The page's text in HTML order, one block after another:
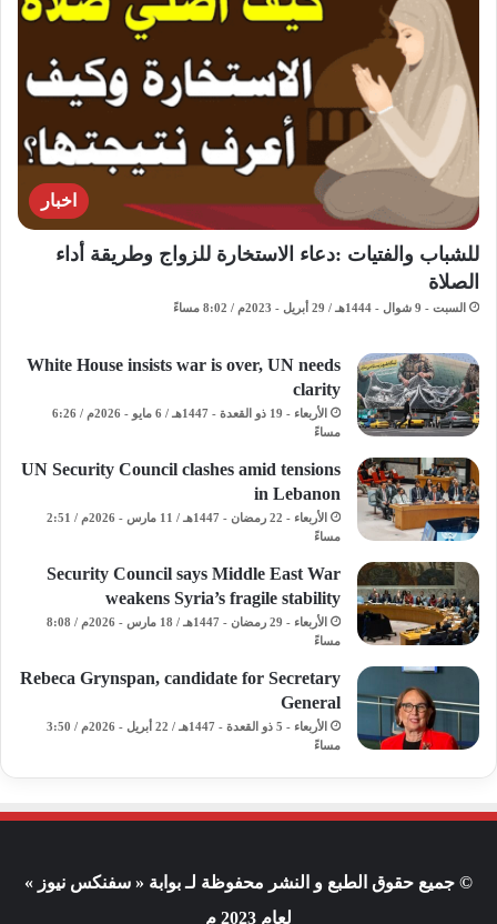
اخبار
للشباب والفتيات :دعاء الاستخارة للزواج وطريقة أداء
الصلاة
السبت - 9 شوال - 1444هـ / 29 أبريل - 2023م / 8:02 مساءً
White House insists war is over, UN needs
clarity
الأربعاء - 19 ذو القعدة - 1447هـ / 6 مايو - 2026م / 6:26
مساءً
UN Security Council clashes amid tensions
in Lebanon
الأربعاء - 22 رمضان - 1447هـ / 11 مارس - 2026م / 2:51
مساءً
Security Council says Middle East War
weakens Syria’s fragile stability
الأربعاء - 29 رمضان - 1447هـ / 18 مارس - 2026م / 8:08
مساءً
Rebeca Grynspan, candidate for Secretary
General
الأربعاء - 5 ذو القعدة - 1447هـ / 22 أبريل - 2026م / 3:50
مساءً
© جميع حقوق الطبع و النشر محفوظة لـ بوابة « سفنكس نيوز »
لعام 2023 م